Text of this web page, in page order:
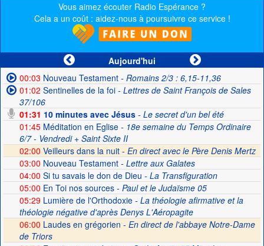
Vous aimez écouter Radio Espérance ?
Cela a un coût : aidez-nous à poursuivre ce service !
Aujourd'hui
00:03 Nouveau Testament- Romains 2/3 : 6,15-11,36
01:02 Sentinelles de la foi- Lettres de Saint François de Sales
37/106
01:31 10 minutes avec Jésus- Le secret d'un bel été
01:45Méditation en Eglise- 18e semaine du Temps Ordinaire
6/7 - Vendredi + Saint Sixte II
02:00 Veilleurs dans la nuit - En direct avec le Père Denis Mertz
03:00 Nouveau Testament- Lettre aux Galates
04:00 Si tu savais le don de Dieu - La Transfiguration
05:00 En Toi nos sources- Paul et le Judaïsme 05
05:29Lumière de l'Orthodoxie- La théologie afirmative et la
théologie négative d'après Denys L'Aéropagite
06:00 Laudes en grégorien - En direct de l'abbaye Notre-Dame
de Triors